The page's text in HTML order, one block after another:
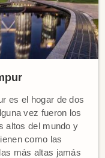
es el hogar de dos
vez fueron los
altos del mundo y
como las
más altas jamás